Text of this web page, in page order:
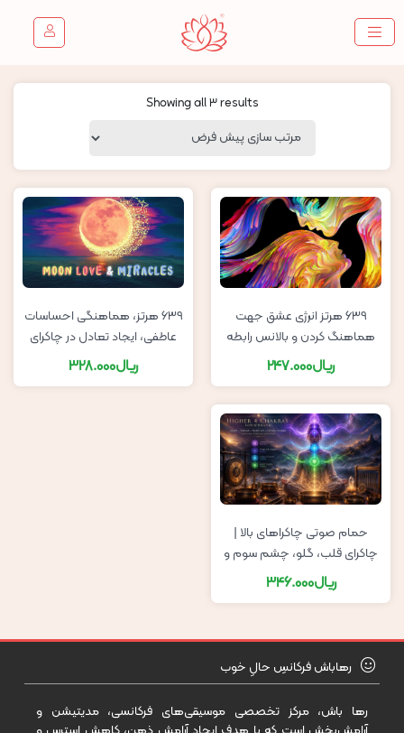
Showing all 3 results
639 هرتز انرژی عشق جهت
هماهنگ کردن و بالانس رابطه
عاطفی بین مرد و زن
ریال247.000
639 هرتز، هماهنگی احساسات
عاطفی، ایجاد تعادل در چاکرای
ریال328.000
حمام صوتی چاکراهای بالا |
چاکرای قلب، گلو، چشم سوم و
تاج سر با صداهای تبتی
ریال346.000
رهاباش فرکانسِ حالِ خوب
رها باش، مرکز تخصصی موسیقی‌های فرکانسی، مدیتیشن و